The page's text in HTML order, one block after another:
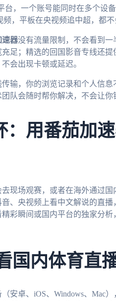
台，一个账号能同时在多个设
，平板在央视频追中超，都不
速器没有流量限制，不会看到
足；精选的回国影音专线还
会出现卡顿或延迟。
输，你的浏览记录和个人信
队会随时帮你解决，不会让你
：用番茄加
现场观赛，或者在海外通过
、央视频上看中文解说的直播
彩瞬间或国内平台的独家分析
国内体育直
安卓、iOS、Windows、Mac